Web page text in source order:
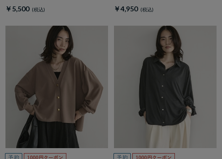
￥5,500 ￥4,950